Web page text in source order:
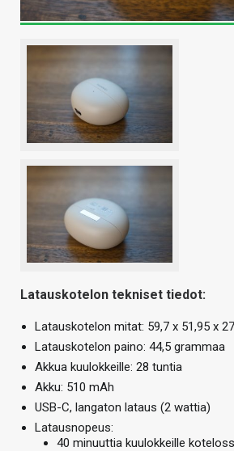
Latauskotelon tekniset tiedot:
Latauskotelon mitat: 59,7 x 51,95 x
Latauskotelon paino: 44,5 grammaa
Akkua kuulokkeille: 28 tuntia
Akku: 510 mAh
USB-C, langaton lataus (2 wattia)
Latausnopeus:
40 minuuttia kuulokkeille